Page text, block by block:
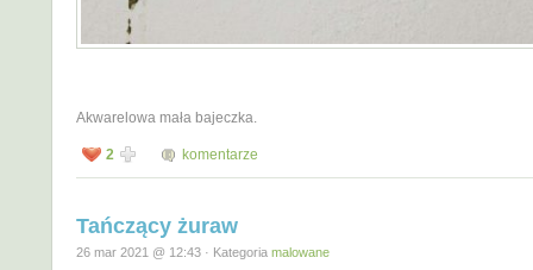
Akwarelowa mała bajeczka.
2 komentarze
Tańczący żuraw
26 mar 2021 @ 12:43 · Kategoria malowane